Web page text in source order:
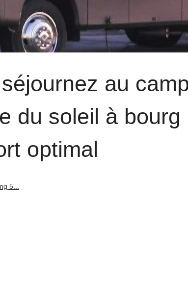
au
du soleil à bourg
optimal
5...